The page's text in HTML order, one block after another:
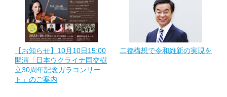
【お知らせ】10月10日15:00
開演「日本ウクライナ国交樹
立30周年記念ガラコンサー
ト」のご案内
二都構想で令和維新の実現を